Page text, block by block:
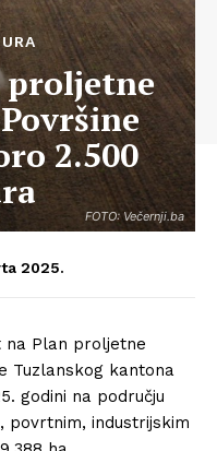
FOTO: Večernji.ba
proljetne
2.500
2025.
na Plan proljetne
Tuzlanskog kantona
godini na području
povrtnim, industrijskim